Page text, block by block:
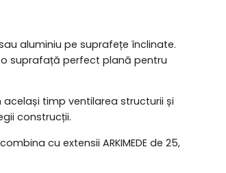
aluminiu pe suprafețe înclinate.
suprafață perfect plană pentru
timp ventilarea structurii și
construcții.
cu extensii ARKIMEDE de 25,